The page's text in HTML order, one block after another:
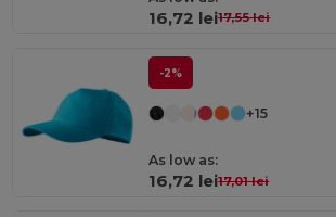
16,72 lei17,55 lei
-2%
+15
As low as:
16,72 lei17,01 lei